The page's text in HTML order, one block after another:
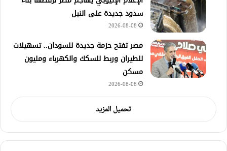
سدود جديدة على النيل
2026-08-08
مصر تفتح حزمة جديدة للسودان.. تسهيلات
للطيران وربط للسكك والكهرباء ومليون
مسكن
2026-08-08
تحميل المزيد